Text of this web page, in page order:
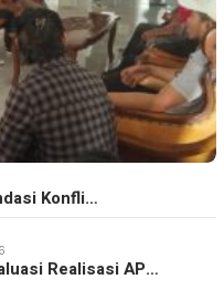
Konfli…
Realisasi AP…